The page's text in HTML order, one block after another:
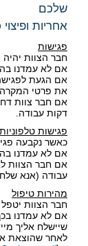
שלכם
אחריות
פגישות
חבר הצוות
אם לא עמדנו
את פרטי
דקות עבודה.
פגישות טלפוניות
כאשר נקבעה
אם לא עמדנו
עבודה (אנא
מהירות טיפול
חבר הצוות
אם לא עמדנו
שיישלח אליך